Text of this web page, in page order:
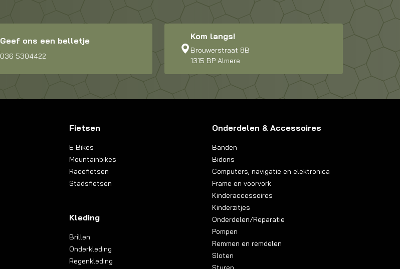
Geef ons een belletje
036 5304422
Kom langs!
Brouwerstraat 8B
1315 BP Almere
Fietsen
E-Bikes
Mountainbikes
Racefietsen
Stadsfietsen
Kleding
Brillen
Onderkleding
Regenkleding
Onderdelen & Accessoires
Banden
Bidons
Computers, navigatie en elektronica
Frame en voorvork
Kinderaccessoires
Kinderzitjes
Onderdelen/Reparatie
Pompen
Remmen en remdelen
Sloten